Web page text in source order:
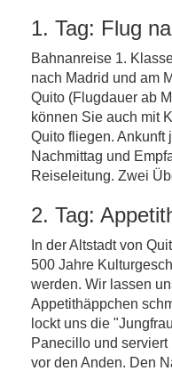
1. Tag: Flug
Bahnanreise 1.
nach Madrid und am
Quito (Flugdauer ab
können Sie auch mit
Quito fliegen. Ankunft
Nachmittag und
Reiseleitung. Zwei
2. Tag:
In der Altstadt von
500 Jahre
werden. Wir lassen
Appetithäppchen
lockt uns die
Panecillo und
vor den Anden. Den